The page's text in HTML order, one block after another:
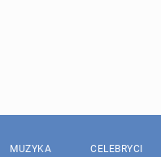
MUZYKA CELEBRYCI